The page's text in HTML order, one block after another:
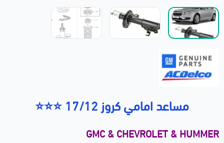
مساعد امامي كروز 17/12 ⭐⭐⭐
GMC & CHEVROLET & HUMMER